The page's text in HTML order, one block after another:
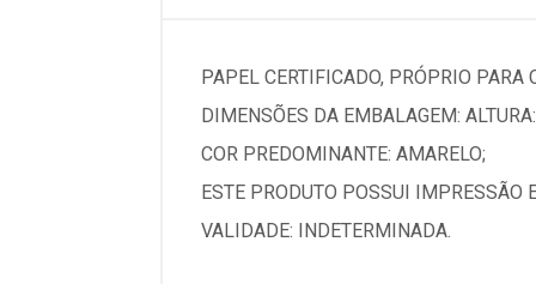
PAPEL CERTIFICADO, PRÓPRIO PARA
DIMENSÕES DA EMBALAGEM:
COR PREDOMINANTE: AMARELO;
ESTE PRODUTO POSSUI IMPRESSÃO
VALIDADE: INDETERMINADA.